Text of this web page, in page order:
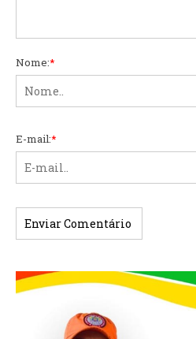
Nome:*
E-mail:*